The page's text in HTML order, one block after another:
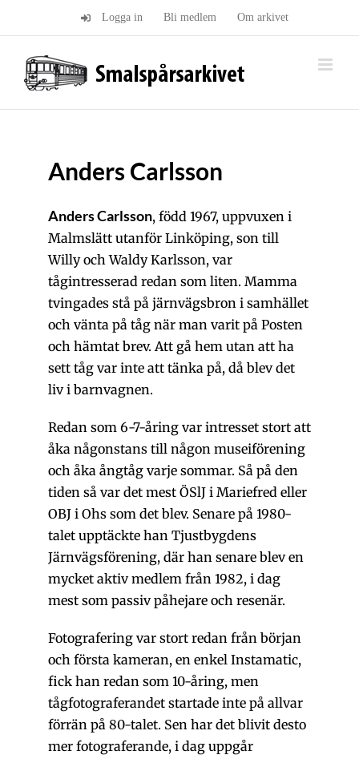
Logga in Bli medlem Om arkivet
Anders Carlsson
Anders Carlsson, född 1967, uppvuxen i
Malmslätt utanför Linköping, son till
Willy och Waldy Karlsson, var
tågintresserad redan som liten. Mamma
tvingades stå på järnvägsbron i samhället
och vänta på tåg när man varit på Posten
och hämtat brev. Att gå hem utan att ha
sett tåg var inte att tänka på, då blev det
liv i barnvagnen.
Redan som 6-7-åring var intresset stort att
åka någonstans till någon museiförening
och åka ångtåg varje sommar. Så på den
tiden så var det mest ÖSlJ i Mariefred eller
OBJ i Ohs som det blev. Senare på 1980-
talet upptäckte han Tjustbygdens
Järnvägsförening, där han senare blev en
mycket aktiv medlem från 1982, i dag
mest som passiv påhejare och resenär.
Fotografering var stort redan från början
och första kameran, en enkel Instamatic,
fick han redan som 10-åring, men
tågfotograferandet startade inte på allvar
förrän på 80-talet. Sen har det blivit desto
mer fotograferande, i dag uppgår